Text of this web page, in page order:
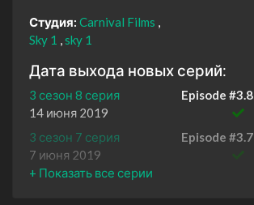
Студия: Carnival Films
Sky 1
sky 1
Дата выхода новых серий:
3 сезон 8 серия
Episode #3.8
14 июня 2019
3 сезон 7 серия
Episode #3.7
7 июня 2019
3 сезон 6 серия